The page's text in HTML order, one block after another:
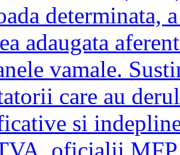
determinata,
adaugata
vamale.
care au
si